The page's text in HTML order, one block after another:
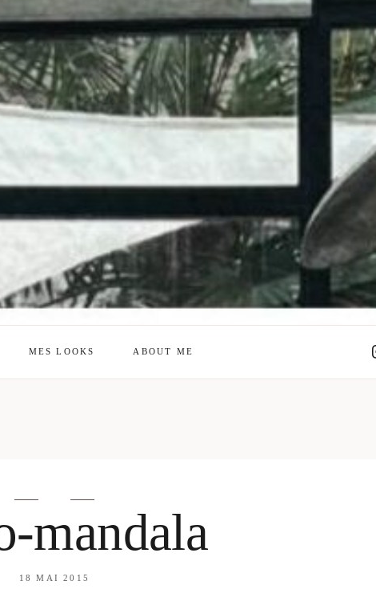
MES LOOKS ABOUT ME
mandala
18 MAI 2015